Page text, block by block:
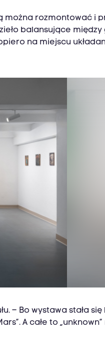
rozmontować i
balansujące
na miejscu
– Bo wystawa stała
A całe to „unknown”